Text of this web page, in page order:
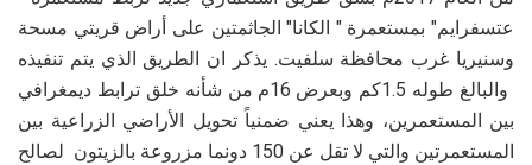
عتسفرايم" بمستعمرة " الكانا" الجاثمتين على أراض قريتي مسحة
وسنيريا غرب محافظة سلفيت. يذكر ان الطريق الذي يتم تنفيذه
والبالغ طوله 1.5كم وبعرض 16م من شأنه خلق ترابط ديمغرافي
بين المستعمرين، وهذا يعني ضمنياً تحويل الأراضي الزراعية بين
المستعمرتين والتي لا تقل عن 150 دونما مزروعة بالزيتون لصالح